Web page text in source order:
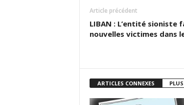
Article précédent
LIBAN : L’entité sioniste
nouvelles victimes dans
ARTICLES CONNEXES